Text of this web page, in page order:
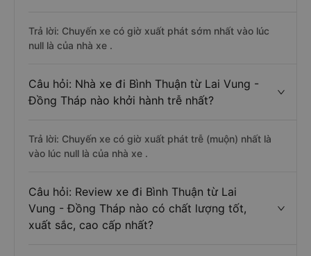
Trả lời: Chuyến xe có giờ xuất phát sớm nhất vào lúc
null là của nhà xe .
Câu hỏi: Nhà xe đi Bình Thuận từ Lai Vung -
Đồng Tháp nào khởi hành trễ nhất?
Trả lời: Chuyến xe có giờ xuất phát trễ (muộn) nhất là
vào lúc null là của nhà xe .
Câu hỏi: Review xe đi Bình Thuận từ Lai
Vung - Đồng Tháp nào có chất lượng tốt,
xuất sắc, cao cấp nhất?